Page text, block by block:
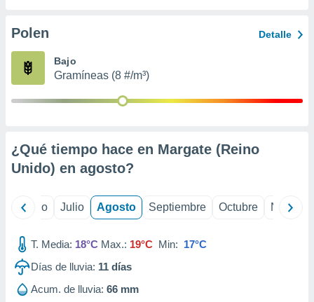
e
mediante
publicidad
publicidad
de
Polen Detalle
Bajo
Gramíneas (8 #/m³)
¿Qué tiempo hace en Margate (Reino
Unido) en agosto?
Junio Julio Agosto Septiembre Octubre
T. Media: 18°C Max.: 19°C Min: 17°C
Días de lluvia: 11 días
Acum. de lluvia: 66 mm